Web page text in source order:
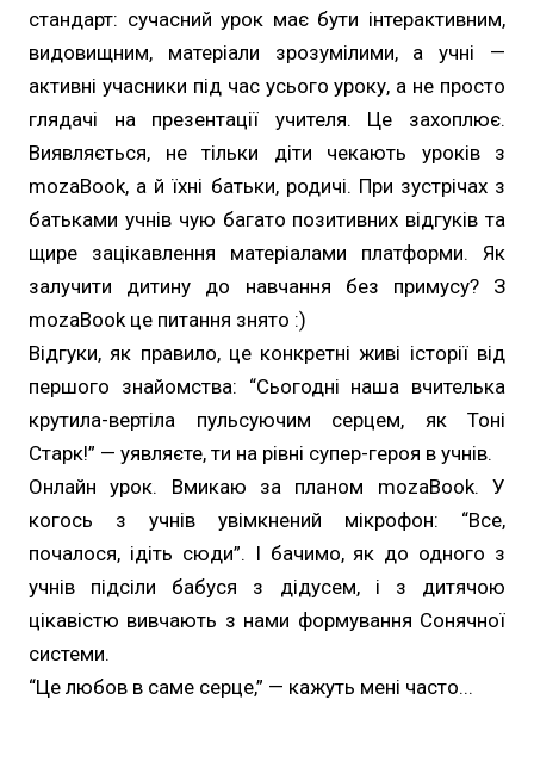
стандарт: сучасний урок має бути інтерактивним,
видовищним, матеріали зрозумілими, а учні —
активні учасники під час усього уроку, а не просто
глядачі на презентації учителя. Це захоплює.
Виявляється, не тільки діти чекають уроків з
mozaBook, а й їхні батьки, родичі. При зустрічах з
батьками учнів чую багато позитивних відгуків та
щире зацікавлення матеріалами платформи. Як
залучити дитину до навчання без примусу? З
mozaBook це питання знято :)
Відгуки, як правило, це конкретні живі історії від
першого знайомства: “Сьогодні наша вчителька
крутила-вертіла пульсуючим серцем, як Тоні
Старк!” — уявляєте, ти на рівні супер-героя в учнів.
Онлайн урок. Вмикаю за планом mozaBook. У
когось з учнів увімкнений мікрофон: “Все,
почалося, ідіть сюди”. І бачимо, як до одного з
учнів підсіли бабуся з дідусем, і з дитячою
цікавістю вивчають з нами формування Сонячної
системи.
“Це любов в саме серце,” — кажуть мені часто...